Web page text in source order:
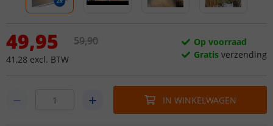
49,95
41 ,28 excl. BTW
59,90
Op voorraad
Gratis verzending
IN WINKELWAGEN